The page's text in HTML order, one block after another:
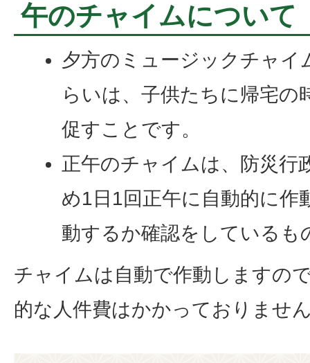
午のチャイムについて
夕方のミュージックチャイ
らいは、子供たちに帰宅の
促すことです。
正午のチャイムは、防災行
め1日1回正午に自動的に作
動するか確認をしているも
チャイムは自動で作動しますの
的な人件費はかかっておりませ